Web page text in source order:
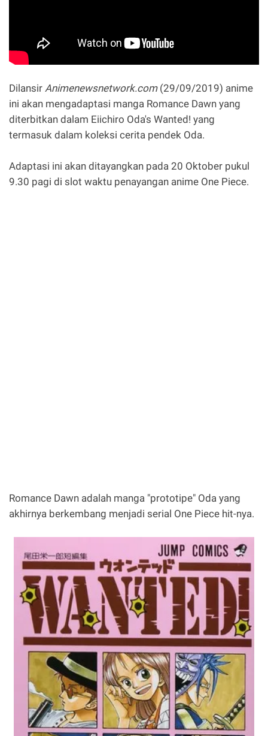
Dilansir Animenewsnetwork.com(29/09/2019) anime
ini akan mengadaptasi manga Romance Dawn yang
diterbitkan dalam Eiichiro Oda's Wanted! yang
termasuk dalam koleksi cerita pendek Oda.
Adaptasi ini akan ditayangkan pada 20 Oktober pukul
9.30 pagi di slot waktu penayangan anime One Piece.
Romance Dawn adalah manga "prototipe" Oda yang
akhirnya berkembang menjadi serial One Piece hit-nya.